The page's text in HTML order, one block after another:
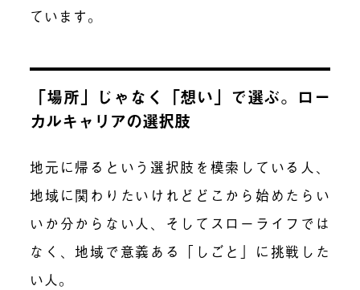
ています。
「場所」じゃなく「想い」で選ぶ。ロー
カルキャリアの選択肢
地元に帰るという選択肢を模索している人、
地域に関わりたいけれどどこから始めたらい
いか分からない人、そしてスローライフでは
なく、地域で意義ある「しごと」に挑戦した
い人。